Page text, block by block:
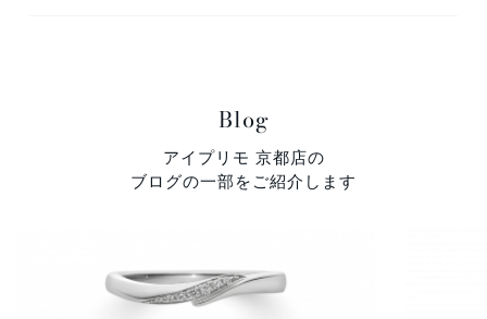
Blog
アイプリモ 京都店の
ブログの一部をご紹介します